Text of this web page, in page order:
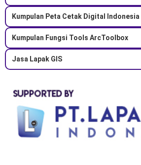
Kumpulan Peta Cetak Digital Indonesia
Kumpulan Fungsi Tools ArcToolbox
Jasa Lapak GIS